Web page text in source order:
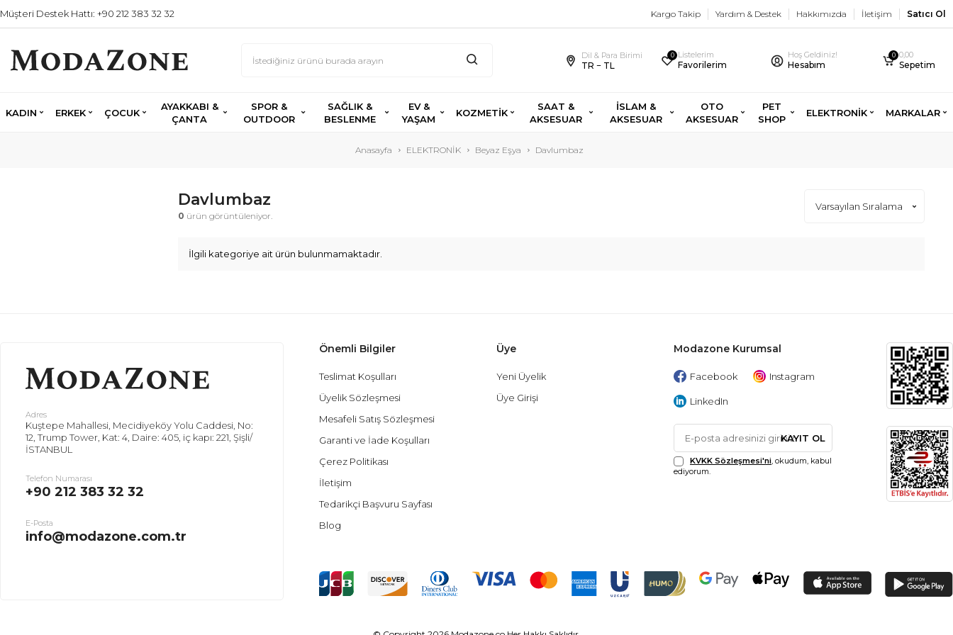
Müşteri Destek Hattı: +90 212 383 32 32 Kargo Takip Yardım & Destek Hakkımızda İletişim Satıcı Ol
Dil & Para Birimi
TR − TL
0 Listelerim
Favorilerim
Hoş Geldiniz!
Hesabım
0 0,00
Sepetim
KADIN ERKEK ÇOCUK
AYAKKABI &
ÇANTA
SPOR &
OUTDOOR
SAĞLIK &
BESLENME
EV &
YAŞAM
KOZMETİK
SAAT &
AKSESUAR
İSLAM &
AKSESUAR
OTO
AKSESUAR
PET
SHOP
ELEKTRONİK MARKALAR
Anasayfa ELEKTRONİK Beyaz Eşya Davlumbaz
Davlumbaz
0 ürün görüntüleniyor.
İlgili kategoriye ait ürün bulunmamaktadır.
Adres
Kuştepe Mahallesi, Mecidiyeköy Yolu Caddesi, No:
12, Trump Tower, Kat: 4, Daire: 405, iç kapı: 221, Şişli/
İSTANBUL
Telefon Numarası
+90 212 383 32 32
E-Posta
info@modazone.com.tr
Önemli Bilgiler
Teslimat Koşulları
Üyelik Sözleşmesi
Mesafeli Satış Sözleşmesi
Garanti ve İade Koşulları
Çerez Politikası
İletişim
Tedarikçi Başvuru Sayfası
Blog
Üye
Yeni Üyelik
Üye Girişi
Modazone Kurumsal
Facebook Instagram
LinkedIn
KAYIT OL
KVKK Sözleşmesi'ni, okudum, kabul
ediyorum.